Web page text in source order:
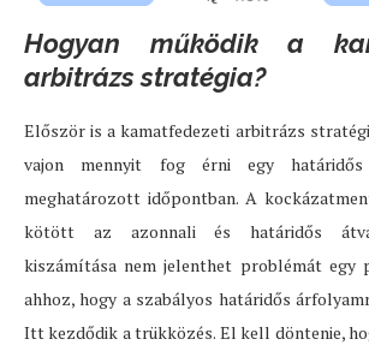
Hogyan működik a
arbitrázs stratégia?
Először is a kamatfedezeti arbitrázs
vajon mennyit fog érni egy
meghatározott időpontban. A
kötött az azonnali és határidős
kiszámítása nem jelenthet problémát egy
ahhoz, hogy a szabályos határidős
Itt kezdődik a trükközés. El kell döntenie,